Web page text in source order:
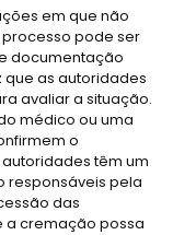
em que não
pode ser
documentação
as autoridades
avaliar a situação.
médico ou uma
o
têm um
responsáveis pela
das
a cremação possa